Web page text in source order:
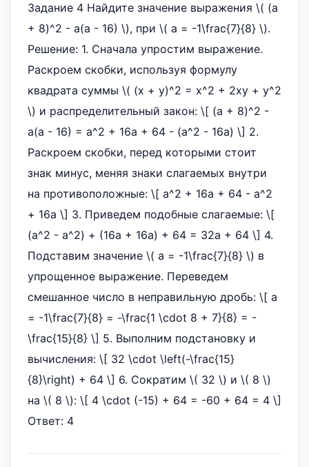
Задание 4 Найдите значение выражения \( (a
+ 8)^2 - a(a - 16) \), при \( a = -1\frac{7}{8} \).
Решение: 1. Сначала упростим выражение.
Раскроем скобки, используя формулу
квадрата суммы \( (x + y)^2 = x^2 + 2xy + y^2
\) и распределительный закон: \[ (a + 8)^2 -
a(a - 16) = a^2 + 16a + 64 - (a^2 - 16a) \] 2.
Раскроем скобки, перед которыми стоит
знак минус, меняя знаки слагаемых внутри
на противоположные: \[ a^2 + 16a + 64 - a^2
+ 16a \] 3. Приведем подобные слагаемые: \[
(a^2 - a^2) + (16a + 16a) + 64 = 32a + 64 \] 4.
Подставим значение \( a = -1\frac{7}{8} \) в
упрощенное выражение. Переведем
смешанное число в неправильную дробь: \[ a
= -1\frac{7}{8} = -\frac{1 \cdot 8 + 7}{8} = -
\frac{15}{8} \] 5. Выполним подстановку и
вычисления: \[ 32 \cdot \left(-\frac{15}
{8}\right) + 64 \] 6. Сократим \( 32 \) и \( 8 \)
на \( 8 \): \[ 4 \cdot (-15) + 64 = -60 + 64 = 4 \]
Ответ: 4